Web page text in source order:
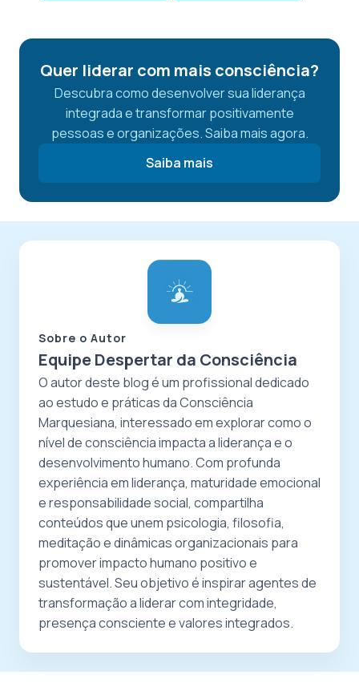
Quer liderar com mais consciência?
Descubra como desenvolver sua liderança
integrada e transformar positivamente
pessoas e organizações. Saiba mais agora.
Saiba mais
Sobre o Autor
Equipe Despertar da Consciência
O autor deste blog é um profissional dedicado
ao estudo e práticas da Consciência
Marquesiana, interessado em explorar como o
nível de consciência impacta a liderança e o
desenvolvimento humano. Com profunda
experiência em liderança, maturidade emocional
e responsabilidade social, compartilha
conteúdos que unem psicologia, filosofia,
meditação e dinâmicas organizacionais para
promover impacto humano positivo e
sustentável. Seu objetivo é inspirar agentes de
transformação a liderar com integridade,
presença consciente e valores integrados.